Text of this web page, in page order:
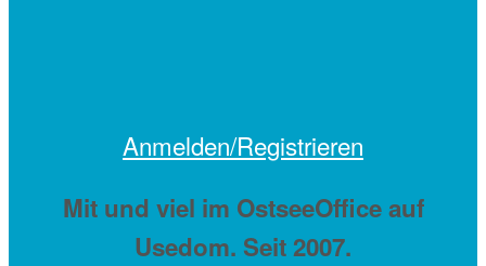
Anmelden/Registrieren
Mit und viel im OstseeOffice auf
Usedom. Seit 2007.